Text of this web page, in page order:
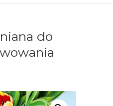
do